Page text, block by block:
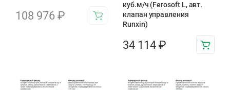
108 976 ₽
куб.м/ч (Ferosoft L, авт.
клапан управления
Runxin)
34 114 ₽